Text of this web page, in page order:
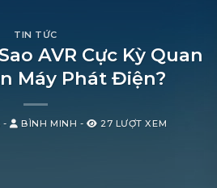
TIN TỨC
AVR Cực Kỳ Quan
Máy Phát Điện?
- BÌNH MINH - 27 LƯỢT XEM